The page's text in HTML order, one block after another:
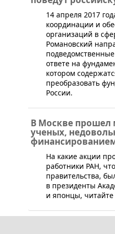
​14 апреля 2017
координации и
организаций в
Романовский
ответе на
котором
преобразовать
России.
В Москве прошел
ученых,
​На какие акции
работники РАН,
правительства,
в президенты
и японцы,